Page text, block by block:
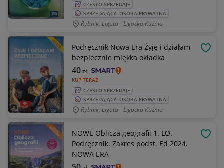
CZĘSTO SPRZEDAJE
SPRZEDAJĄCY: OSOBA PRYWATNA
Rybnik, Ligota - Ligocka Kuźnia
Podręcznik Nowa Era Żyję i działam
bezpiecznie miękka okładka
KUP TERAZ
40zł
CZĘSTO SPRZEDAJE
SPRZEDAJĄCY: OSOBA PRYWATNA
Rybnik, Ligota - Ligocka Kuźnia
NOWE Oblicza geografii 1. LO.
Podręcznik. Zakres podst. Ed 2024.
NOWA ERA